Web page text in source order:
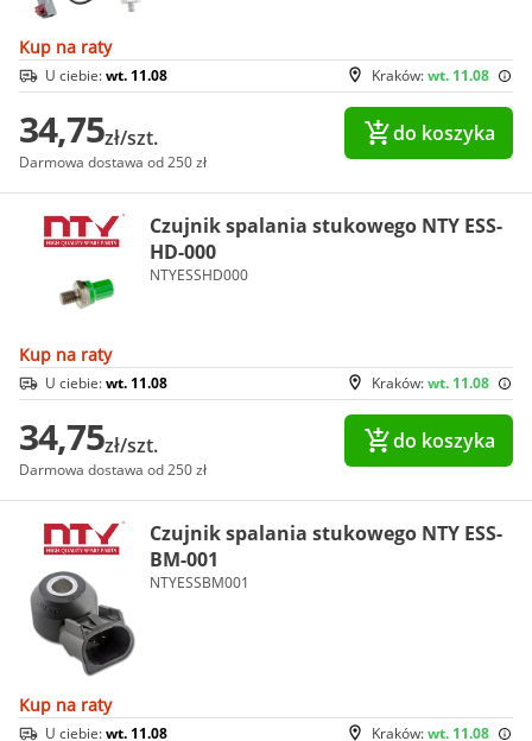
Kup na raty
Kraków:wt. 11.08
U ciebie:wt. 11.08
34,75zł/szt.
Darmowa dostawa od 250 zł
do koszyka
Czujnik spalania stukowego NTY ESS-
HD-000
NTYESSHD000
Kup na raty
Kraków:wt. 11.08
U ciebie:wt. 11.08
34,75zł/szt.
Darmowa dostawa od 250 zł
do koszyka
Czujnik spalania stukowego NTY ESS-
BM-001
NTYESSBM001
Kup na raty
Kraków:wt. 11.08
U ciebie:wt. 11.08